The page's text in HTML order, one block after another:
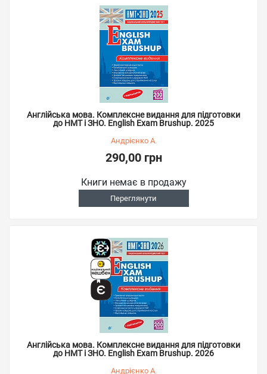
Англійська мова. Комплексне видання для підготовки
до НМТ і ЗНО. English Exam Brushup. 2025
Андрієнко А.
290,00 грн
Книги немає в продажу
Переглянути
Англійська мова. Комплексне видання для підготовки
до НМТ і ЗНО. English Exam Brushup. 2026
Андрієнко А.